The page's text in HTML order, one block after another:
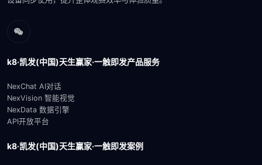
k8·凯发(中国)天生赢家·一触即发产品服务
NexChat AI对话
NexVision 智能视觉
NexData 数据引擎
API开放平台
k8·凯发(中国)天生赢家·一触即发案例